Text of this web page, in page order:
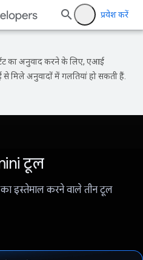
प्रवेश करें
का अनुवाद करने के लिए, एआई
मिले अनुवादों में गलतियां हो सकती हैं.
टूल
इस्तेमाल करने वाले तीन टूल